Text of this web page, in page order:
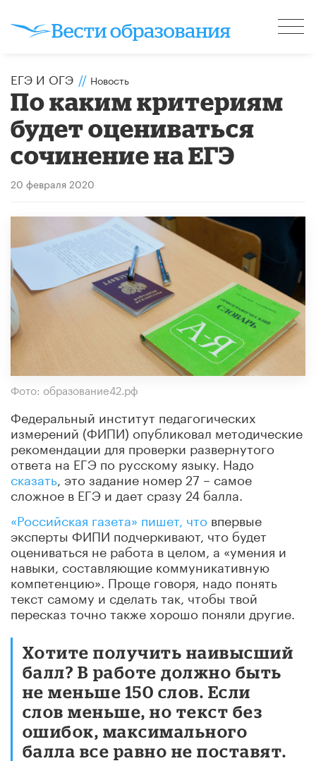
ЕГЭ И ОГЭ // Новость
По каким критериям
будет оцениваться
сочинение на ЕГЭ
20 февраля 2020
Фото: образование42.рф
Федеральный институт педагогических
измерений (ФИПИ) опубликовал методические
рекомендации для проверки развернутого
ответа на ЕГЭ по русскому языку. Надо
сказать , это задание номер 27 – самое
сложное в ЕГЭ и дает сразу 24 балла.
«Российская газета» пишет, что впервые
эксперты ФИПИ подчеркивают, что будет
оцениваться не работа в целом, а «умения и
навыки, составляющие коммуникативную
компетенцию». Проще говоря, надо понять
текст самому и сделать так, чтобы твой
пересказ точно также хорошо поняли другие.
Хотите получить наивысший
балл? В работе должно быть
не меньше 150 слов. Если
слов меньше, но текст без
ошибок, максимального
балла все равно не поставят.